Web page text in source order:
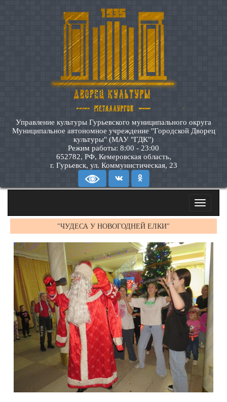
Управление культуры Гурьевского муниципального округа
Муниципальное автономное учреждение "Городской Дворец
культуры" (МАУ "ГДК")
Режим работы: 8:00 - 23:00
652782, РФ, Кемеровская область,
г. Гурьевск, ул. Коммунистическая, 23
Toggle
"ЧУДЕСА У НОВОГОДНЕЙ ЕЛКИ"